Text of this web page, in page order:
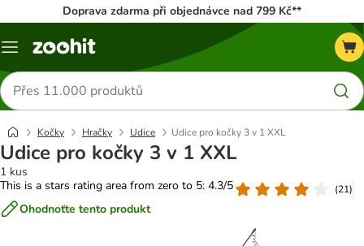
Doprava zdarma při objednávce nad 799 Kč**
Menu
Hledat
produkty
Kočky Hračky Udice Udice pro kočky 3 v 1 XXL
Udice pro kočky 3 v 1 XXL
1 kus
This is a stars rating area from zero to 5: 4.3/5
(21)
Ohodnoťte tento produkt